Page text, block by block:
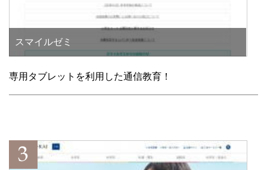
スマイルゼミ
専用タブレットを利用した通信教育！